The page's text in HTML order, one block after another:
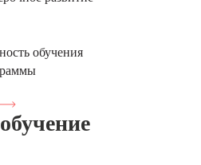
обучения